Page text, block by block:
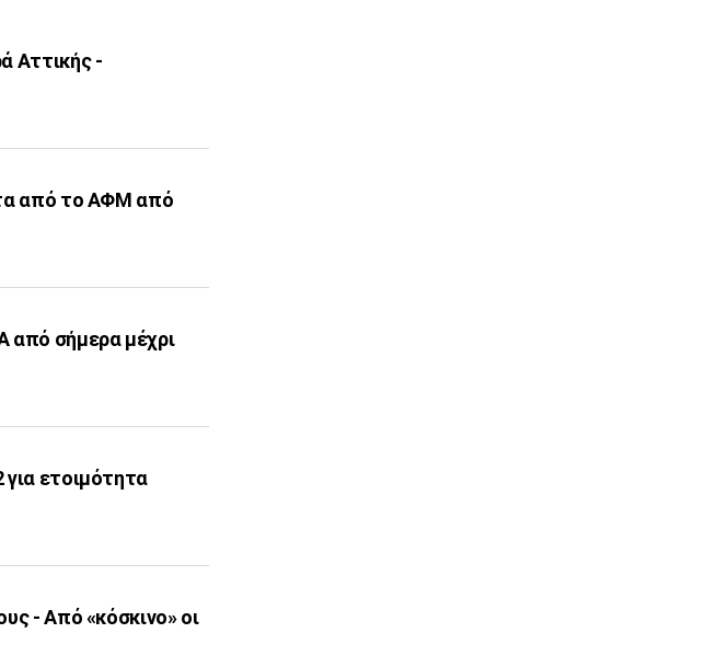
Αττικής -
από το ΑΦΜ από
από σήμερα μέχρι
ετοιμότητα
- Από «κόσκινο» οι